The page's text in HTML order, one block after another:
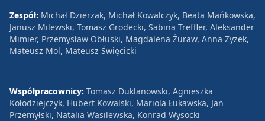
Zespół: Michał Dzierżak, Michał Kowalczyk, Beata Mańkowska,
Janusz Milewski, Tomasz Grodecki, Sabina Treffler, Aleksander
Mimier, Przemysław Obłuski, Magdalena Żuraw, Anna Zyzek,
Mateusz Mol, Mateusz Święcicki
Współpracownicy: Tomasz Duklanowski, Agnieszka
Kołodziejczyk, Hubert Kowalski, Mariola Łukawska, Jan
Przemyłski, Natalia Wasilewska, Konrad Wysocki